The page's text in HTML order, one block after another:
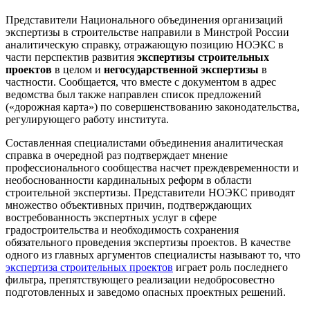
Представители Национального объединения организаций
экспертизы в строительстве направили в Минстрой России
аналитическую справку, отражающую позицию НОЭКС в
части перспектив развития экспертизы строительных
проектов в целом и негосударственной экспертизы в
частности. Сообщается, что вместе с документом в адрес
ведомства был также направлен список предложений
(«дорожная карта») по совершенствованию законодательства,
регулирующего работу института.
Составленная специалистами объединения аналитическая
справка в очередной раз подтверждает мнение
профессионального сообщества насчет преждевременности и
необоснованности кардинальных реформ в области
строительной экспертизы. Представители НОЭКС приводят
множество объективных причин, подтверждающих
востребованность экспертных услуг в сфере
градостроительства и необходимость сохранения
обязательного проведения экспертизы проектов. В качестве
одного из главных аргументов специалисты называют то, что
экспертиза строительных проектов играет роль последнего
фильтра, препятствующего реализации недобросовестно
подготовленных и заведомо опасных проектных решений.